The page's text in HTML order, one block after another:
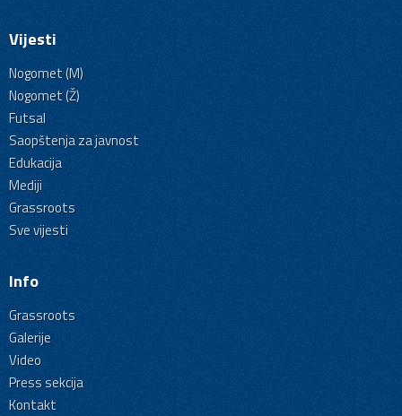
Vijesti
Nogomet (M)
Nogomet (Ž)
Futsal
Saopštenja za javnost
Edukacija
Mediji
Grassroots
Sve vijesti
Info
Grassroots
Galerije
Video
Press sekcija
Kontakt